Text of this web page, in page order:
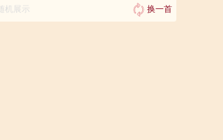
涯海边去。险竿儿，尔须知，险途欲往尔可
换一首
机展示